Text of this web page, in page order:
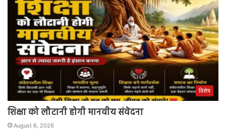
विशेष
शिक्षा को लौटानी होगी मानवीय संवेदना
August 6, 2026